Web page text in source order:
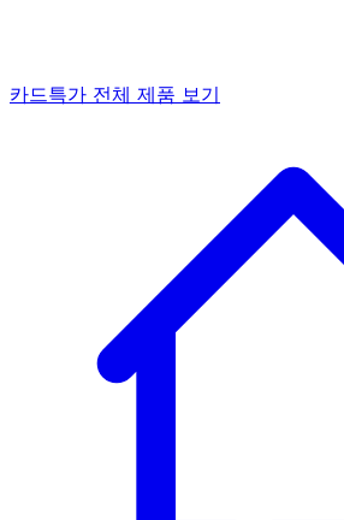
카드특가 전체 제품 보기